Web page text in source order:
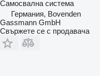
Самосвална система
Германия, Bovenden
Gassmann GmbH
Свържете се с продавача